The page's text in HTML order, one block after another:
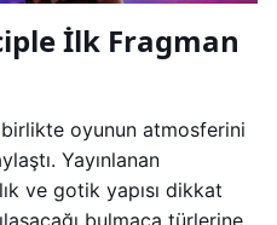
İlk Fragman
oyunun atmosferini
Yayınlanan
ve gotik yapısı dikkat
bulmaca türlerine